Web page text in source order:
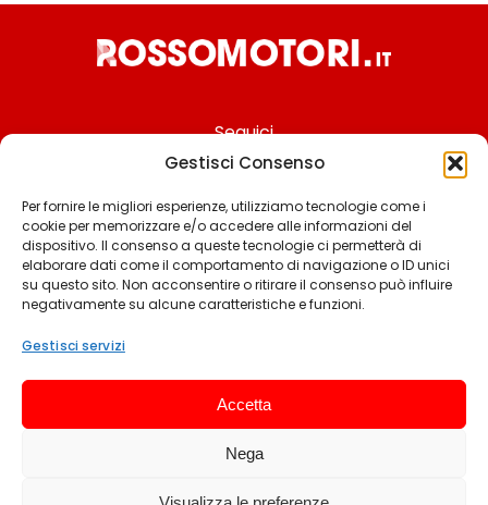
Gestisci Consenso
Per fornire le migliori esperienze, utilizziamo tecnologie come i
cookie per memorizzare e/o accedere alle informazioni del
dispositivo. Il consenso a queste tecnologie ci permetterà di
elaborare dati come il comportamento di navigazione o ID unici
su questo sito. Non acconsentire o ritirare il consenso può influire
negativamente su alcune caratteristiche e funzioni.
Gestisci servizi
Accetta
Nega
Seguici
Chi siamo
Contattaci
Termini & Condizioni
Privacy policy
© 2025 Rossomotori.it. Tutti i diritti riservati.